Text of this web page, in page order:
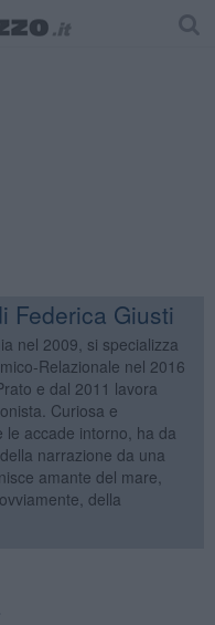
Federica Giusti
nel 2009, si specializza
Relazionale nel 2016
e dal 2011 lavora
Curiosa e
le accade intorno, ha da
narrazione da una
amante del mare,
della